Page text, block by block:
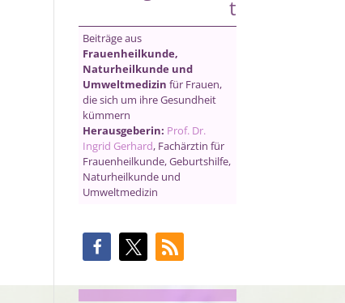
t
Beiträge aus
Frauenheilkunde,
Naturheilkunde und
Umweltmedizin für Frauen,
die sich um ihre Gesundheit
kümmern
Herausgeberin: Prof. Dr.
Ingrid Gerhard, Fachärztin für
Frauenheilkunde, Geburtshilfe,
Naturheilkunde und
Umweltmedizin